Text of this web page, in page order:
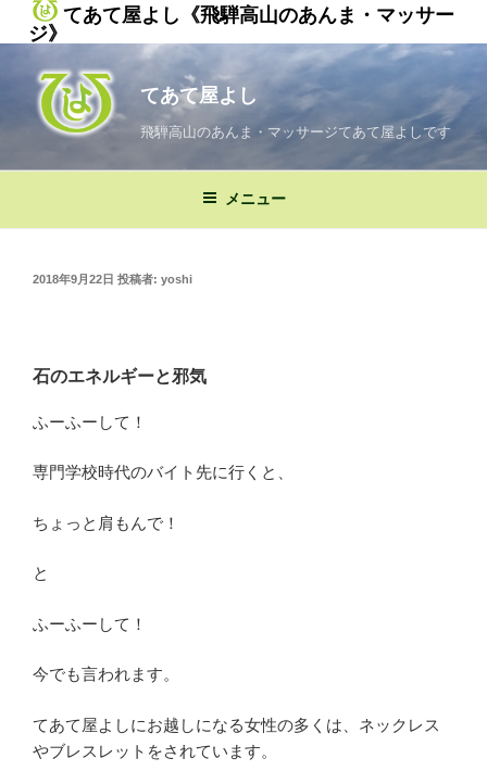
てあて屋よし《飛騨高山のあんま・マッサー
ジ》
てあて屋よし
飛騨高山のあんま・マッサージてあて屋よしです
メニュー
投
2018年9月22日 投稿者: yoshi
石のエネルギーと邪気
ふーふーして！
専門学校時代のバイト先に行くと、
ちょっと肩もんで！
と
ふーふーして！
今でも言われます。
てあて屋よしにお越しになる女性の多くは、ネックレス
やブレスレットをされています。